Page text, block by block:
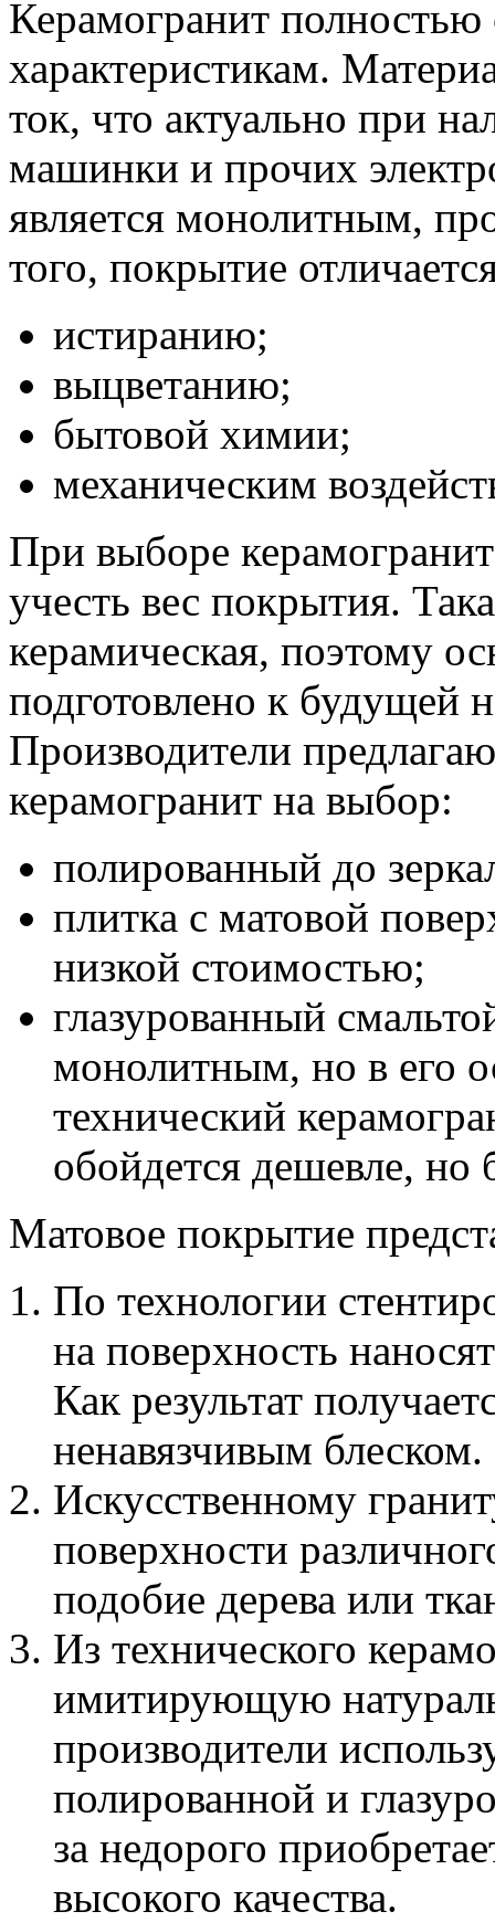
Керамогранит полностью
характеристикам.
ток, что актуально при
машинки и прочих
является монолитным,
того, покрытие
истиранию;
выцветанию;
бытовой химии;
механическим
При выборе
учесть вес покрытия.
керамическая, поэтому
подготовлено к будущей
Производители
керамогранит на выбор:
полированный до
плитка с матовой
низкой стоимостью;
глазурованный
монолитным, но в его
технический
обойдется дешевле, но
Матовое покрытие
По технологии
на поверхность
Как результат
ненавязчивым блеском.
Искусственному
поверхности
подобие дерева или
Из технического
имитирующую
производители
полированной и
за недорого
высокого качества.